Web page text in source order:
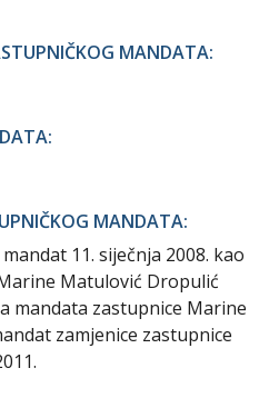
MANDATA:
MANDATA:
11. siječnja 2008. kao
Matulović Dropulić
mandata zastupnice Marine
zamjenice zastupnice